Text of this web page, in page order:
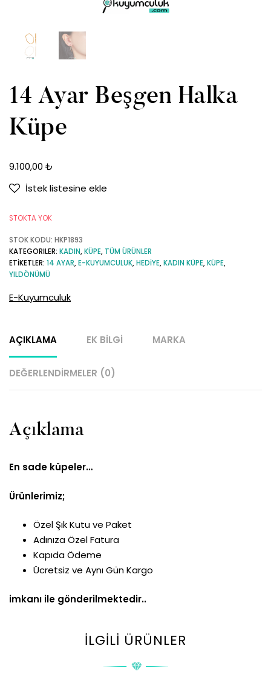
14 Ayar Beşgen Halka
Küpe
9.100,00 ₺
İstek listesine ekle
STOKTA YOK
STOK KODU: HKP1893
KATEGORILER: KADIN,KÜPE, TÜM ÜRÜNLER
ETIKETLER: 14 AYAR,E-KUYUMCULUK,HEDIYE,KADIN KÜPE,KÜPE,
YILDÖNÜMÜ
E-Kuyumculuk
AÇIKLAMA EK BILGI MARKA
DEĞERLENDIRMELER (0)
Açıklama
En sade küpeler…
Ürünlerimiz;
Özel Şık Kutu ve Paket
Adınıza Özel Fatura
Kapıda Ödeme
Ücretsiz ve Aynı Gün Kargo
imkanı ile gönderilmektedir..
İLGILI ÜRÜNLER